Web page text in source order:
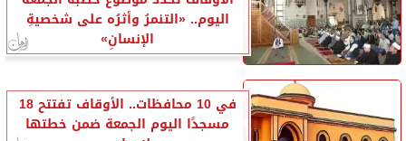
اليوم.. «التنمرُ وأثرُه على شخصيةِ
الإنسانِ»
في 10 محافظات.. الأوقاف تفتتح 18
مسجدًا اليوم الجمعة ضمن خطتها